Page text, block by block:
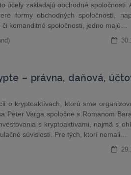
účely zakladajú obchodné spoločnosti.
formy obchodných spoločností,
komanditné spoločnosti, jedno majú…
– právna, daňová,
o kryptoaktívach, ktorú sme
Peter Varga spoločne s Romanom
s kryptoaktívami, najmä s
súvislosti. Pre tých, ktorí nemali…